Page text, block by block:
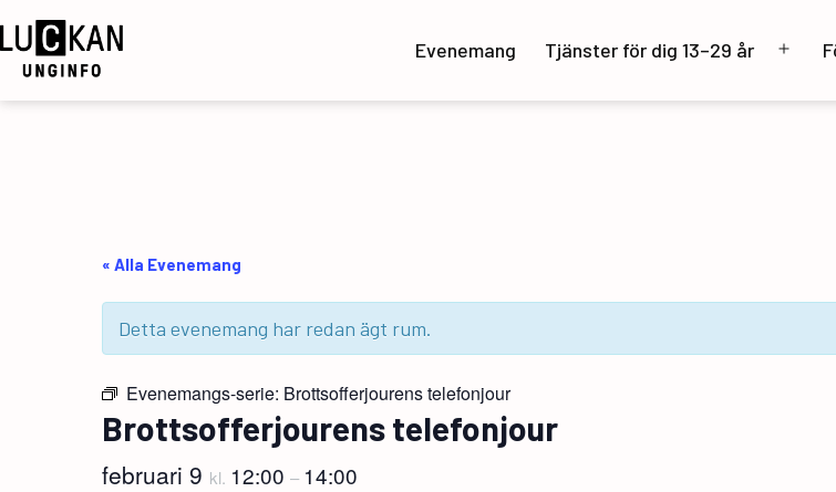
Hoppa
till
innehåll
UngInfo
Evenemang Tjänster för dig 13–29 år
Öppna
« Alla Evenemang
Detta evenemang har redan ägt rum.
Evenemangs-serie: Brottsofferjourens telefonjour
Brottsofferjourens telefonjour
februari 9 kl. 12:00 – 14:00